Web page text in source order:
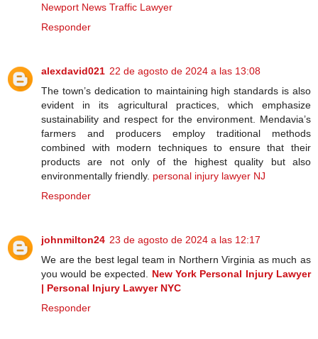
Newport News Traffic Lawyer
Responder
alexdavid021 22 de agosto de 2024 a las 13:08
The town’s dedication to maintaining high standards is also
evident in its agricultural practices, which emphasize
sustainability and respect for the environment. Mendavia’s
farmers and producers employ traditional methods
combined with modern techniques to ensure that their
products are not only of the highest quality but also
environmentally friendly. personal injury lawyer NJ
Responder
johnmilton24 23 de agosto de 2024 a las 12:17
We are the best legal team in Northern Virginia as much as
you would be expected. New York Personal Injury Lawyer
| Personal Injury Lawyer NYC
Responder